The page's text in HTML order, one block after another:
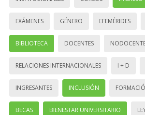
EXÁMENES GÉNERO EFEMÉRIDES
BIBLIOTECA DOCENTES
RELACIONES INTERNACIONALES I + D
INGRESANTES INCLUSIÓN
BECAS BIENESTAR UNIVERSITARIO